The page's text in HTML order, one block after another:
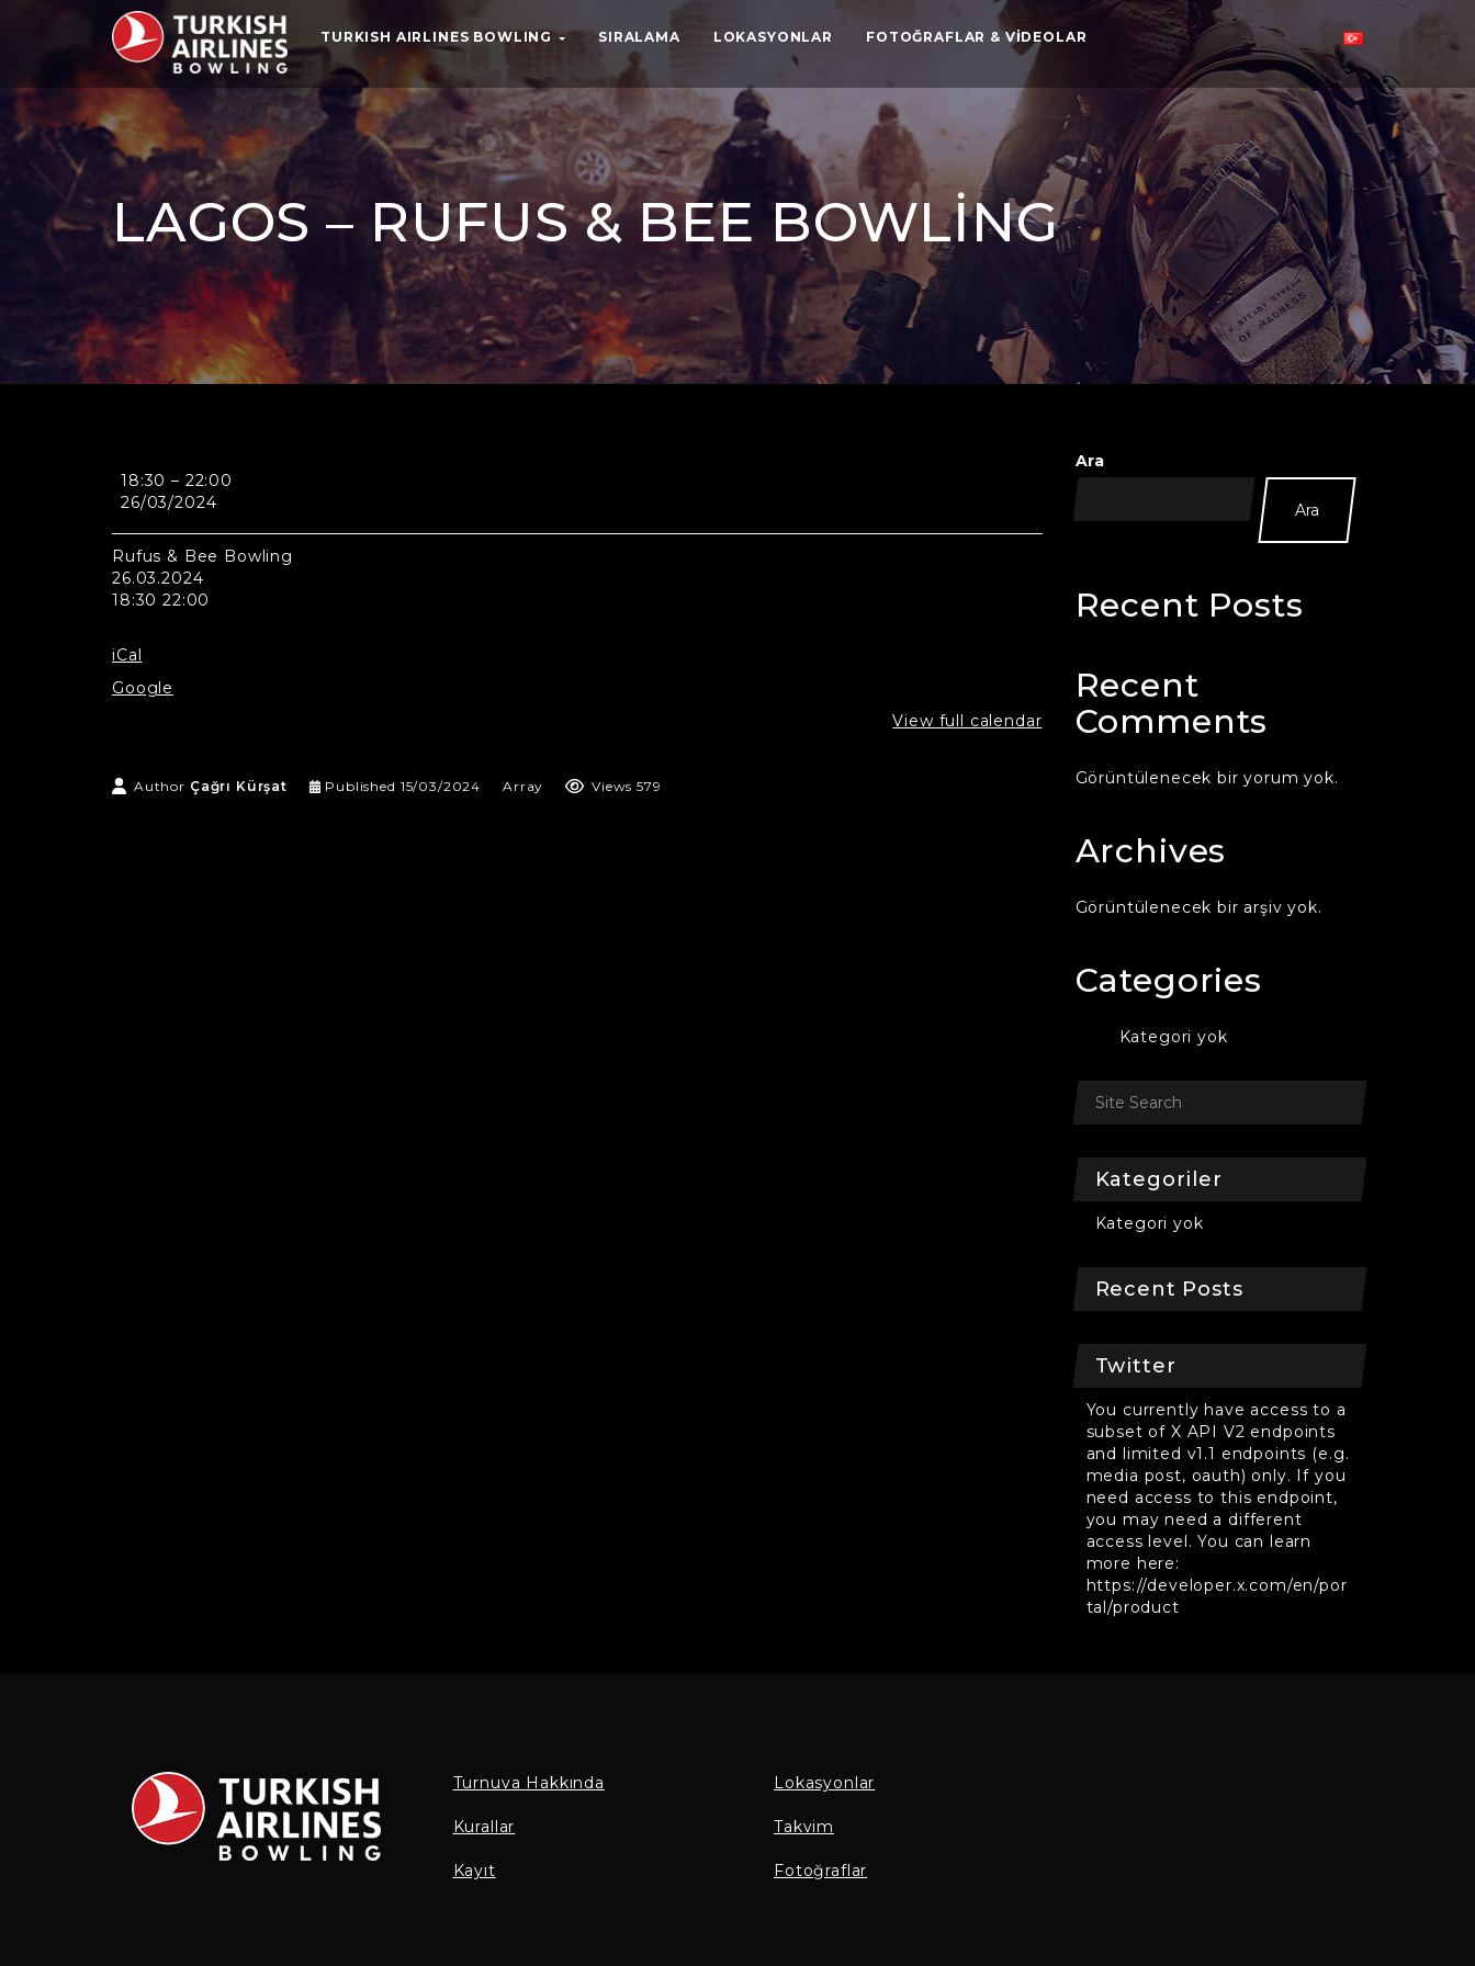
TURKISH AIRLINES BOWLING SIRALAMA LOKASYONLAR FOTOĞRAFLAR & VIDEOLAR
LAGOS – RUFUS & BEE BOWLING
Rufus
Bee
Bowling
18:30 – 22:00
26/03/2024
Rufus & Bee Bowling
26.03.2024
18:30 22:00
iCal
Google
View full calendar
Author Çağrı Kürşat Published 15/03/2024 Array Views 579
Ara
Ara
Recent Posts
Recent
Comments
Görüntülenecek bir yorum yok.
Archives
Görüntülenecek bir arşiv yok.
Categories
Kategori yok
Kategoriler
Kategori yok
Recent Posts
Twitter
You currently have access to a
subset of X API V2 endpoints
and limited v1.1 endpoints (e.g.
media post, oauth) only. If you
need access to this endpoint,
you may need a different
access level. You can learn
more here:
https://developer.x.com/en/por
tal/product
Turnuva Hakkında
Kurallar
Kayıt
Lokasyonlar
Takvim
Fotoğraflar